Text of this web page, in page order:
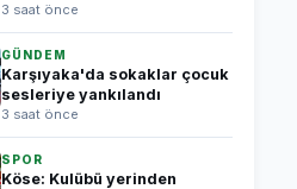
3 saat önce
GÜNDEM
Karşıyaka'da sokaklar çocuk
sesleriye yankılandı
3 saat önce
SPOR
Köse: Kulübü yerinden